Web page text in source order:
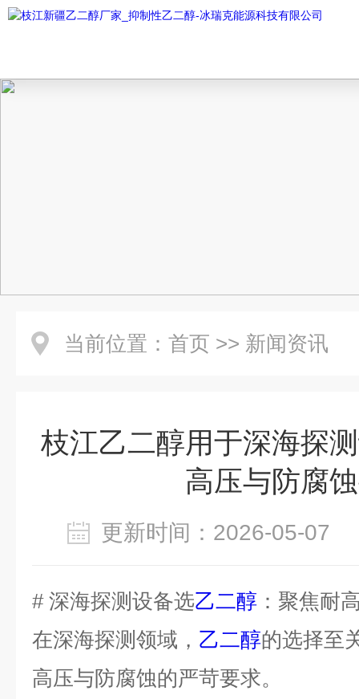
当前位置： 首页 >> 新闻资讯
枝江乙二醇用于深海探
高压与防腐
更新时间：2026-05-
# 深海探测设备选乙二醇 ：聚焦耐
在深海探测领域， 乙二醇的选择至
高压与防腐蚀的严苛要求。